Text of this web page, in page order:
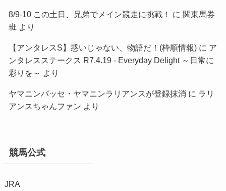
8/9-10 この土日、兄弟でメイン競走に挑戦！ に 関東馬券
班 より
【アンタレスS】惑いじゃない、物語だ！(枠順情報)に ア
ンタレスステークス R7.4.19 - Everyday Delight ～日常に
彩りを～ より
ヤマニンパッセ・ヤマニンラリアンスが登録抹消 に ラリ
アンスちゃんファン より
競馬公式
JRA